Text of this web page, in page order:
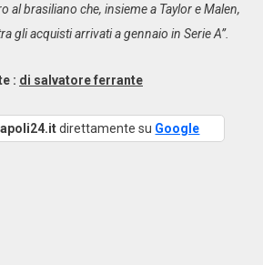
al brasiliano che, insieme a Taylor e Malen,
gli acquisti arrivati a gennaio in Serie A”.
: di salvatore ferrante
direttamente su Google